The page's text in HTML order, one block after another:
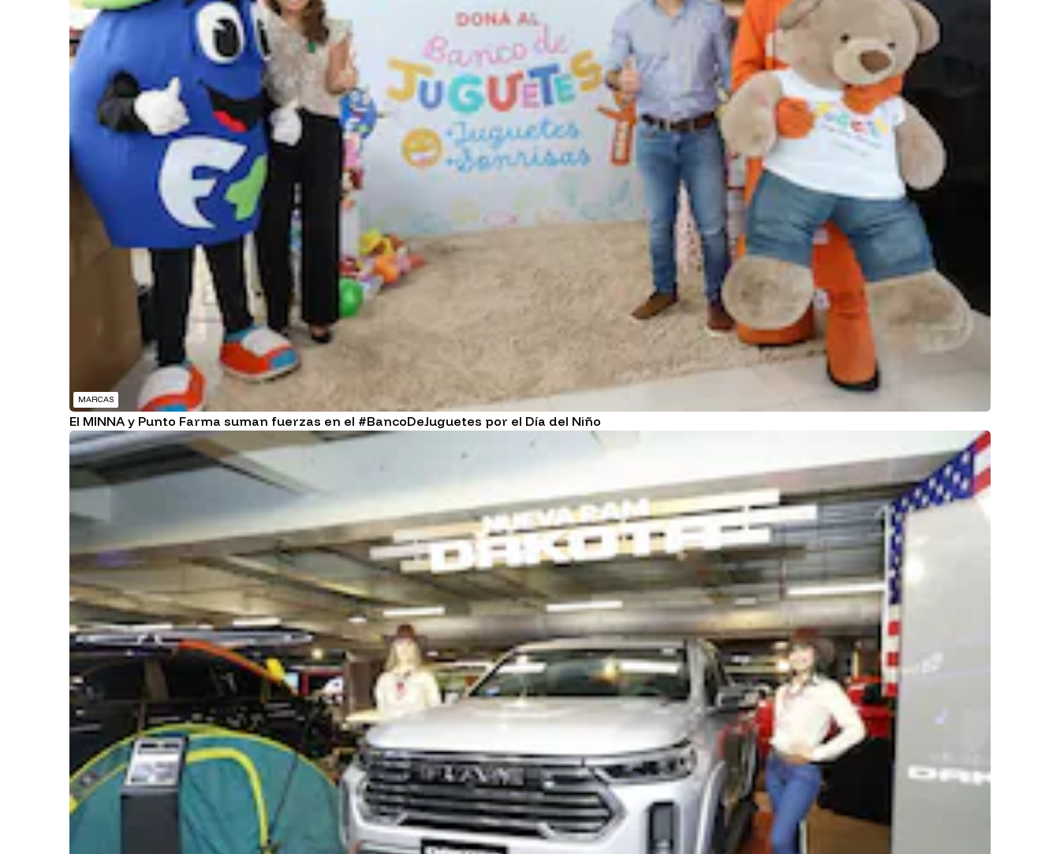
MARCAS
El MINNA y Punto Farma suman fuerzas en el #BancoDeJuguetes por el Día del Niño